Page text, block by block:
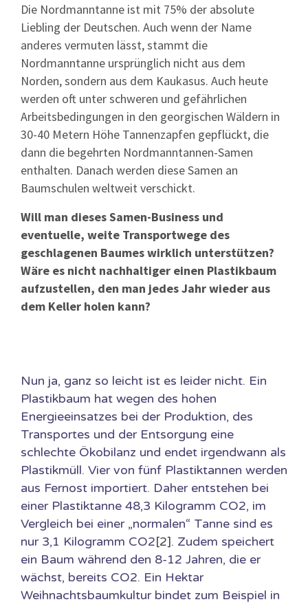
Die Nordmanntanne ist mit 75% der absolute
Liebling der Deutschen. Auch wenn der Name
anderes vermuten lässt, stammt die
Nordmanntanne ursprünglich nicht aus dem
Norden, sondern aus dem Kaukasus. Auch heute
werden oft unter schweren und gefährlichen
Arbeitsbedingungen in den georgischen Wäldern in
30-40 Metern Höhe Tannenzapfen gepflückt, die
dann die begehrten Nordmanntannen-Samen
enthalten. Danach werden diese Samen an
Baumschulen weltweit verschickt.
Will man dieses Samen-Business und
eventuelle, weite Transportwege des
geschlagenen Baumes wirklich unterstützen?
Wäre es nicht nachhaltiger einen Plastikbaum
aufzustellen, den man jedes Jahr wieder aus
dem Keller holen kann?
Nun ja, ganz so leicht ist es leider nicht. Ein
Plastikbaum hat wegen des hohen
Energieeinsatzes bei der Produktion, des
Transportes und der Entsorgung eine
schlechte Ökobilanz und endet irgendwann als
Plastikmüll. Vier von fünf Plastiktannen werden
aus Fernost importiert. Daher entstehen bei
einer Plastiktanne 48,3 Kilogramm CO2, im
Vergleich bei einer „normalen“ Tanne sind es
nur 3,1 Kilogramm CO2[2]. Zudem speichert
ein Baum während den 8-12 Jahren, die er
wächst, bereits CO2. Ein Hektar
Weihnachtsbaumkultur bindet zum Beispiel in